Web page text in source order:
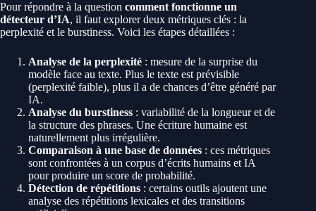
Pour répondre à la question comment fonctionne un
détecteur d’IA, il faut explorer deux métriques clés : la
perplexité et le burstiness. Voici les étapes détaillées :
Analyse de la perplexité : mesure de la surprise du
modèle face au texte. Plus le texte est prévisible
(perplexité faible), plus il a de chances d’être généré par
IA.
Analyse du burstiness : variabilité de la longueur et de
la structure des phrases. Une écriture humaine est
naturellement plus irrégulière.
Comparaison à une base de données : ces métriques
sont confrontées à un corpus d’écrits humains et IA
pour produire un score de probabilité.
Détection de répétitions : certains outils ajoutent une
analyse des répétitions lexicales et des transitions